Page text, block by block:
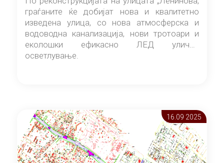
граѓаните ќе добијат нова и квалитетно
изведена улица, со нова атмосферска и
водоводна канализација, нови тротоари и
еколошки ефикасно ЛЕД улично
осветлување.
16.09 2025